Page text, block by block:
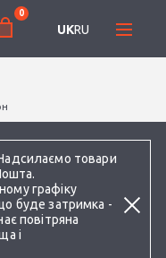
товари
графіку
буде затримка -
повітряна
і
0
UKRU